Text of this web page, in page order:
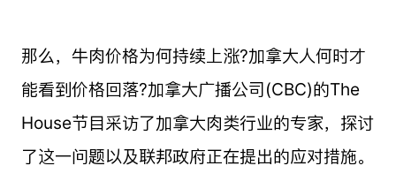
那么，牛肉价格为何持续上涨?加拿大人何时才
能看到价格回落?加拿大广播公司(CBC)的The
House节目采访了加拿大肉类行业的专家，探讨
了这一问题以及联邦政府正在提出的应对措施。